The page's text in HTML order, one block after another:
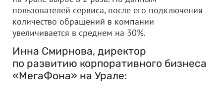
пользователей сервиса, после его подключения
количество обращений в компании
увеличивается в среднем на 30%.
Инна Смирнова, директор
по развитию корпоративного бизнеса
«МегаФона» на Урале: